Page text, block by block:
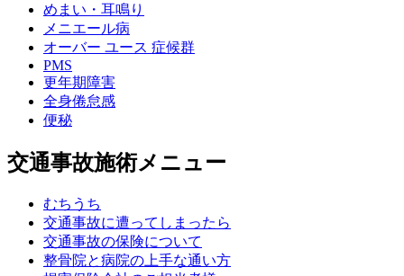
めまい・耳鳴り
メニエール病
オーバー ユース 症候群
PMS
更年期障害
全身倦怠感
便秘
交通事故施術メニュー
むちうち
交通事故に遭ってしまったら
交通事故の保険について
整骨院と病院の上手な通い方